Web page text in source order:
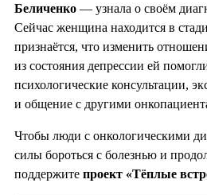
Беличенко — узнала о своём
Сейчас женщина находится в
признаётся, что изменить
из состояния депрессии ей
психологические консультации,
и общение с другими
Чтобы люди с онкологическими
силы бороться с болезнью и
поддержите проект «Тёплые